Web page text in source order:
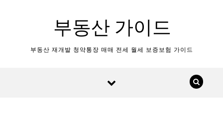
부동산 가이드
부동산 재개발 청약통장 매매 전세 월세 보증보험 가이드